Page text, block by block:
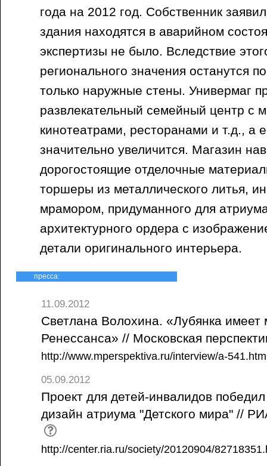
года на 2012 год. Собственник
здания находятся в аварийном
экспертизы не было. Вследствие
регионального значения останутся
только наружные стены. Универмаг
развлекательный семейный центр с
кинотеатрами, ресторанами и т.д., а
значительно увеличится. Магазин
дорогостоящие отделочные
торшеры из металлического литья,
мрамором, придуманного для
архитектурного ордера с
детали оригинального интерьера.
пресса:
11.09.2012
Светлана Волохина. «Лубянка
Ренессанса» // Московская
http://www.mperspektiva.ru/interview/a-
05.09.2012
Проект для детей-инвалидов
дизайн атриума "Детского мира" //
http://center.ria.ru/society/20120904/